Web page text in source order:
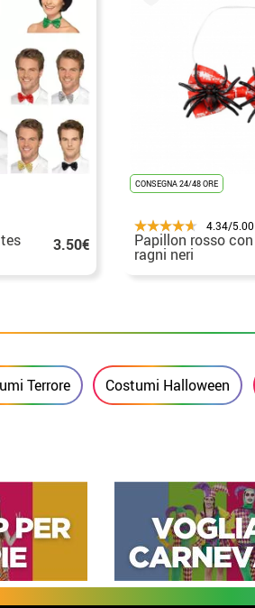
3.50€
CONSEGNA 24/48 ORE
4.34/5.00
Papillon rosso con
ragni neri
Terrore Costumi Halloween